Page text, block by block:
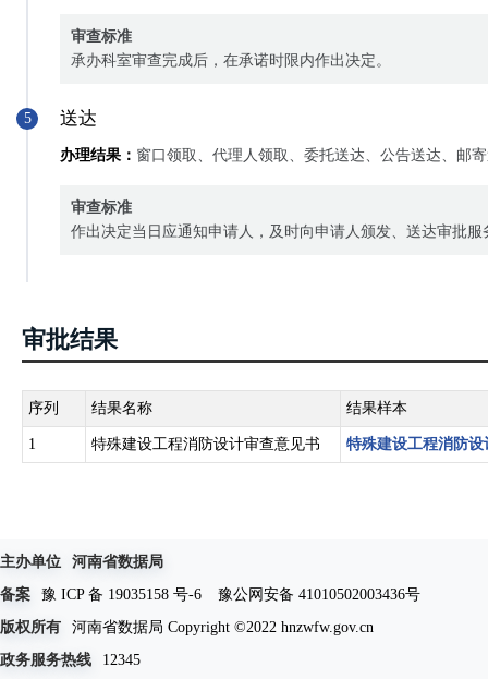
审查标准
承办科室审查完成后，在承诺时限内作出决定。
5 送达
办理结果： 窗口领取、代理人领取、委托送达、公告送达、邮
审查标准
作出决定当日应通知申请人，及时向申请人颁发、送达审批服
审批结果
序列 结果名称 结果样本
1 特殊建设工程消防设计审查意见书 特殊建设工程消防
主办单位
河南省数据局
备案
豫 ICP 备 19035158 号-6
豫公网安备 41010502003436号
版权所有
河南省数据局 Copyright ©2022 hnzwfw.gov.cn
政务服务热线
12345